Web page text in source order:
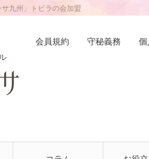
九州」トビラの会加盟
会員規約 守秘義務